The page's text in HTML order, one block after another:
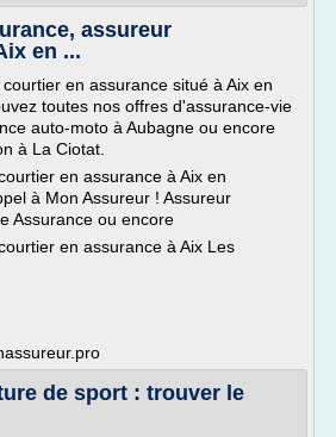
assureur
en ...
en assurance situé à Aix en
toutes nos offres d'assurance-vie
auto-moto à Aubagne ou encore
à La Ciotat.
en assurance à Aix en
à Mon Assureur ! Assureur
Assurance ou encore
en assurance à Aix Les
de sport : trouver le